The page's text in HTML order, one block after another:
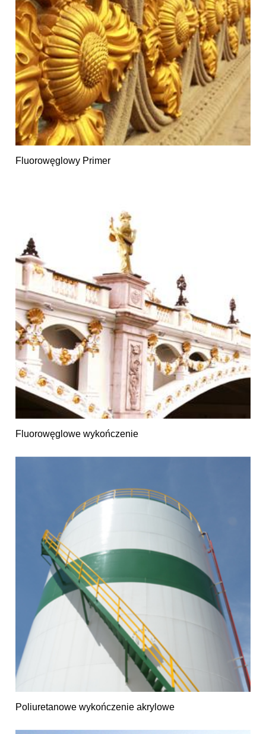
Fluorowęglowy Primer
Fluorowęglowe wykończenie
Poliuretanowe wykończenie akrylowe